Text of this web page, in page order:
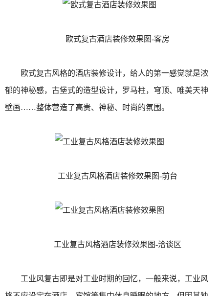
欧式复古酒店装修效果图-客房
欧式复古风格的酒店装修设计，给人的第一感觉就是浓
郁的神秘感，古堡式的造型设计，罗马柱，穹顶、唯美天神
壁画……整体营造了高贵、神秘、时尚的氛围。
工业复古风格酒店装修效果图-前台
工业复古风格酒店装修效果图-洽谈区
工业风复古即是对工业时期的回忆，一般来说，工业风